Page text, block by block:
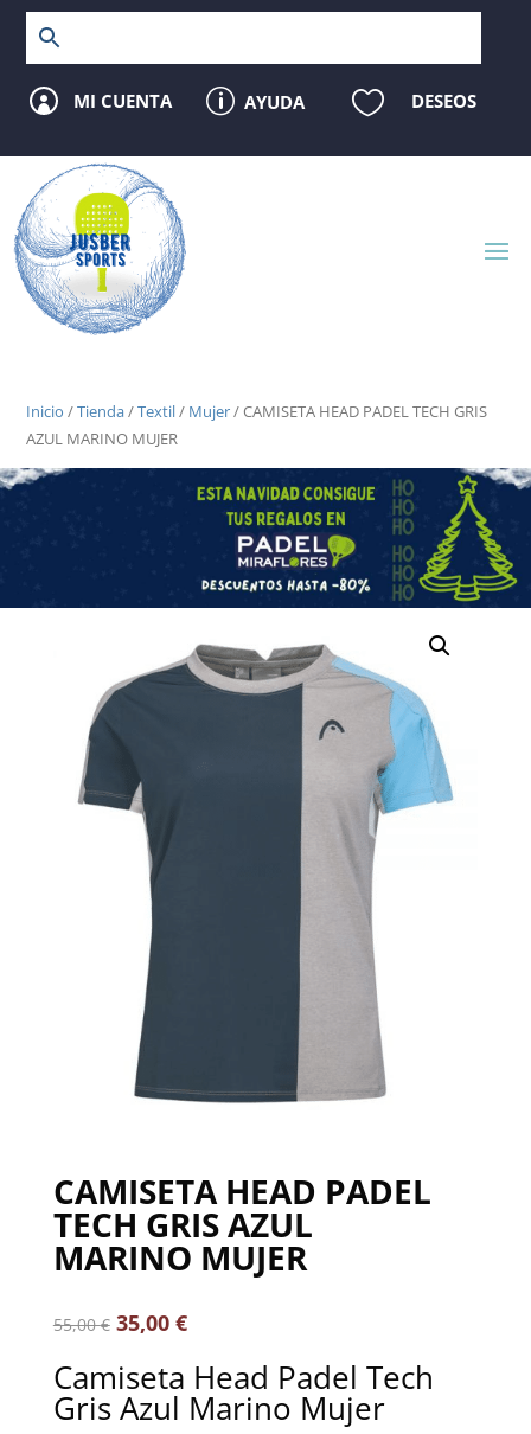
 MI CUENTA p AYUDA  DESEOS
Inicio /Tienda/Textil/ Mujer/ CAMISETA HEAD PADEL TECH GRIS
AZUL MARINO MUJER
CAMISETA HEAD PADEL
TECH GRIS AZUL
MARINO MUJER
55,00€ 35,00 €
Camiseta Head Padel Tech
Gris Azul Marino Mujer